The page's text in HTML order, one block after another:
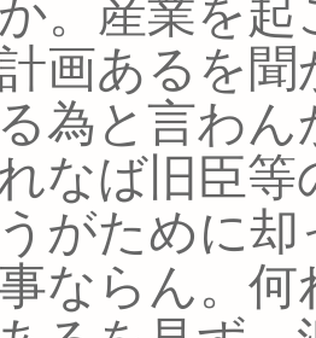
。産業を
画あるを
為と言わ
なば旧臣
がために
ならん。